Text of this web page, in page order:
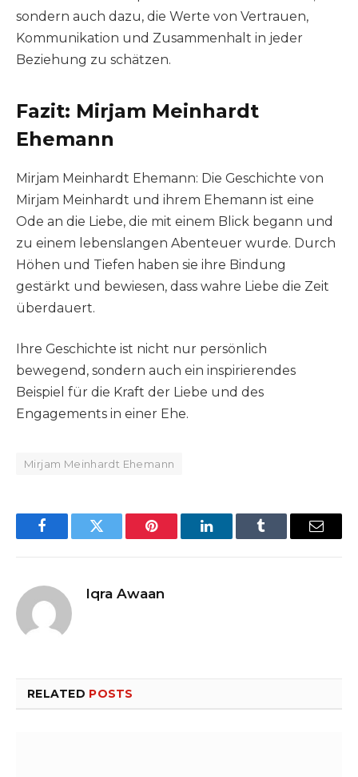
sondern auch dazu, die Werte von Vertrauen,
Kommunikation und Zusammenhalt in jeder
Beziehung zu schätzen.
Fazit: Mirjam Meinhardt
Ehemann
Mirjam Meinhardt Ehemann: Die Geschichte von
Mirjam Meinhardt und ihrem Ehemann ist eine
Ode an die Liebe, die mit einem Blick begann und
zu einem lebenslangen Abenteuer wurde. Durch
Höhen und Tiefen haben sie ihre Bindung
gestärkt und bewiesen, dass wahre Liebe die Zeit
überdauert.
Ihre Geschichte ist nicht nur persönlich
bewegend, sondern auch ein inspirierendes
Beispiel für die Kraft der Liebe und des
Engagements in einer Ehe.
Mirjam Meinhardt Ehemann
FacebookTwitter Pinterest LinkedInTumblr Email
Iqra Awaan
RELATED POSTS